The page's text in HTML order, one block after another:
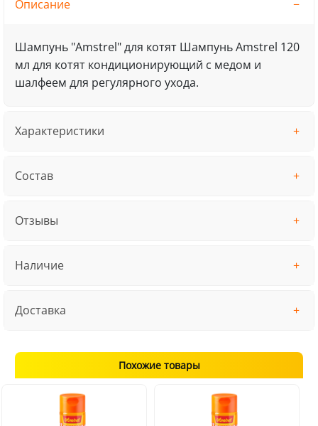
Описание
Шампунь "Amstrel" для котят Шампунь Amstrel 120
мл для котят кондиционирующий с медом и
шалфеем для регулярного ухода.
Характеристики
Состав
Отзывы
Наличие
Доставка
Похожие товары